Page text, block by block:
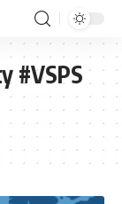
#VSPS